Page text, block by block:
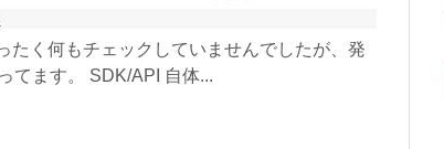
たく何もチェックしていませんでしたが、発
てます。 SDK/API 自体...